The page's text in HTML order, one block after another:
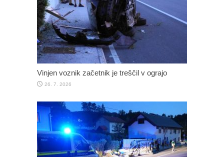
Vinjen voznik začetnik je treščil v ograjo
26. 7. 2026